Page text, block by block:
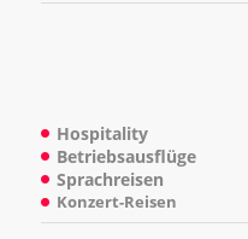
Hospitality
Betriebsausflüge
Sprachreisen
Konzert-Reisen